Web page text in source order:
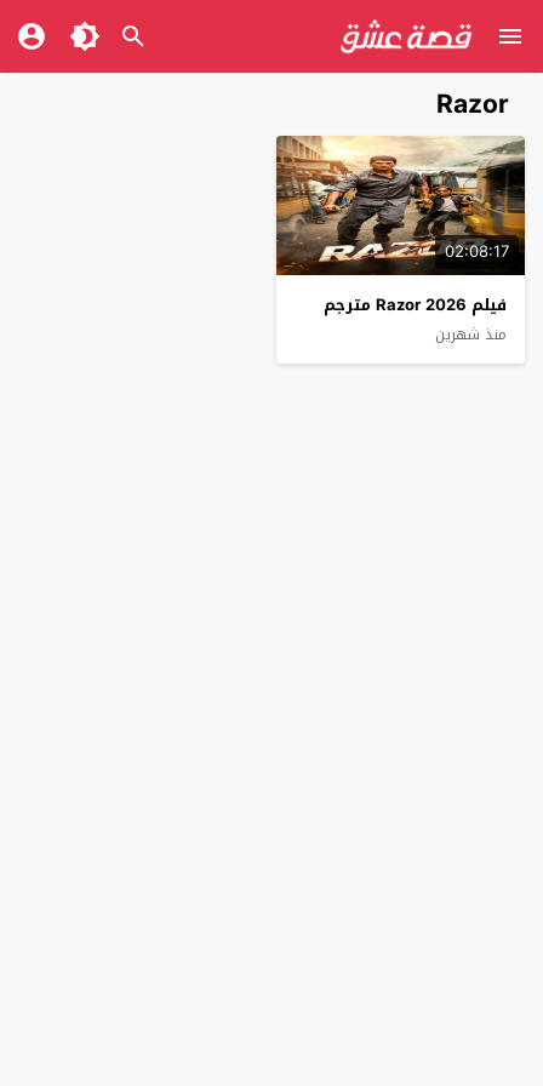
Razor
02:08:17
فيلم Razor 2026 مترجم
منذ شهرين